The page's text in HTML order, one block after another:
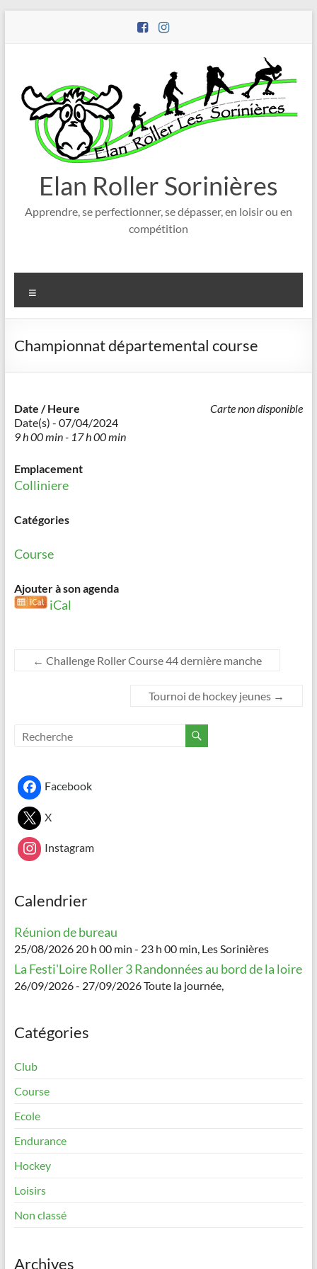
Elan Roller Sorinières
Apprendre, se perfectionner, se dépasser, en loisir ou en
compétition
Championnat départemental course
Carte non disponible
Date / Heure
Date(s) - 07/04/2024
9 h 00 min - 17 h 00 min
Emplacement
Colliniere
Catégories
Course
Ajouter à son agenda
iCal
← Challenge Roller Course 44 dernière manche
Tournoi de hockey jeunes →
Facebook
X
Instagram
Calendrier
Réunion de bureau
25/08/2026 20 h 00 min - 23 h 00 min, Les Sorinières
La Festi'Loire Roller 3 Randonnées au bord de la loire
26/09/2026 - 27/09/2026 Toute la journée,
Catégories
Club
Course
Ecole
Endurance
Hockey
Loisirs
Non classé
Archives